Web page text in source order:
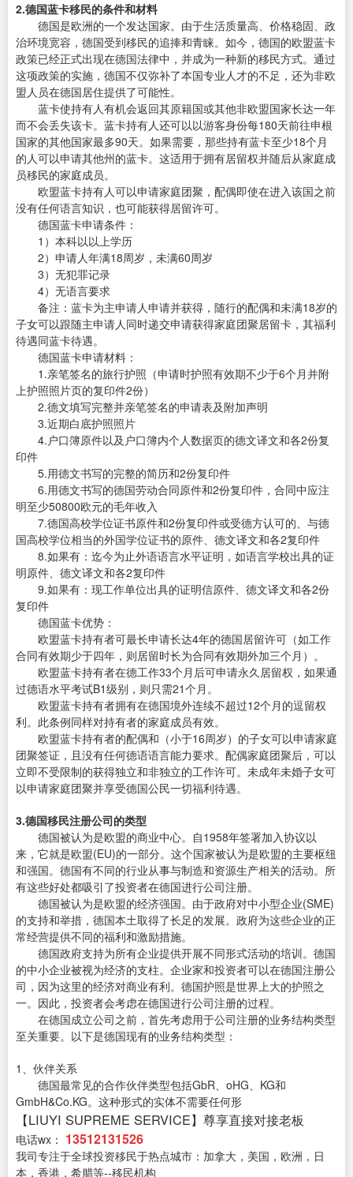
2.德国蓝卡移民的条件和材料
德国是欧洲的一个发达国家。由于生活质量高、价格稳固、政
治环境宽容，德国受到移民的追捧和青睐。如今，德国的欧盟蓝卡
政策已经正式出现在德国法律中，并成为一种新的移民方式。通过
这项政策的实施，德国不仅弥补了本国专业人才的不足，还为非欧
盟人员在德国居住提供了可能性。
蓝卡使持有人有机会返回其原籍国或其他非欧盟国家长达一年
而不会丢失该卡。蓝卡持有人还可以以游客身份每180天前往申根
国家的其他国家最多90天。如果需要，那些持有蓝卡至少18个月
的人可以申请其他州的蓝卡。这适用于拥有居留权并随后从家庭成
员移民的家庭成员。
欧盟蓝卡持有人可以申请家庭团聚，配偶即使在进入该国之前
没有任何语言知识，也可能获得居留许可。
德国蓝卡申请条件：
1）本科以以上学历
2）申请人年满18周岁，未满60周岁
3）无犯罪记录
4）无语言要求
备注：蓝卡为主申请人申请并获得，随行的配偶和未满18岁的
子女可以跟随主申请人同时递交申请获得家庭团聚居留卡，其福利
待遇同蓝卡待遇。
德国蓝卡申请材料：
1.亲笔签名的旅行护照（申请时护照有效期不少于6个月并附
上护照照片页的复印件2份）
2.德文填写完整并亲笔签名的申请表及附加声明
3.近期白底护照照片
4.户口簿原件以及户口簿内个人数据页的德文译文和各2份复
印件
5.用德文书写的完整的简历和2份复印件
6.用德文书写的德国劳动合同原件和2份复印件，合同中应注
明至少50800欧元的毛年收入
7.德国高校学位证书原件和2份复印件或受德方认可的、与德
国高校学位相当的外国学位证书的原件、德文译文和各2复印件
8.如果有：迄今为止外语语言水平证明，如语言学校出具的证
明原件、德文译文和各2复印件
9.如果有：现工作单位出具的证明信原件、德文译文和各2份
复印件
德国蓝卡优势：
欧盟蓝卡持有者可最长申请长达4年的德国居留许可（如工作
合同有效期少于四年，则居留时长为合同有效期外加三个月）。
欧盟蓝卡持有者在德工作33个月后可申请永久居留权，如果通
过德语水平考试B1级别，则只需21个月。
欧盟蓝卡持有者拥有在德国境外连续不超过12个月的逗留权
利。此条例同样对持有者的家庭成员有效。
欧盟蓝卡持有者的配偶和（小于16周岁）的子女可以申请家庭
团聚签证，且没有任何德语语言能力要求。配偶家庭团聚后，可以
立即不受限制的获得独立和非独立的工作许可。未成年未婚子女可
以申请家庭团聚并享受德国公民一切福利待遇。
3.德国移民注册公司的类型
德国被认为是欧盟的商业中心。自1958年签署加入协议以
来，它就是欧盟(EU)的一部分。这个国家被认为是欧盟的主要枢纽
和强国。德国有不同的行业从事与制造和资源生产相关的活动。所
有这些好处都吸引了投资者在德国进行公司注册。
德国被认为是欧盟的经济强国。由于政府对中小型企业(SME)
的支持和举措，德国本土取得了长足的发展。政府为这些企业的正
常经营提供不同的福利和激励措施。
德国政府支持为所有企业提供开展不同形式活动的培训。德国
的中小企业被视为经济的支柱。企业家和投资者可以在德国注册公
司，因为这里的经济对商业有利。德国护照是世界上大的护照之
一。因此，投资者会考虑在德国进行公司注册的过程。
在德国成立公司之前，首先考虑用于公司注册的业务结构类型
至关重要。以下是德国现有的业务结构类型：
1、伙伴关系
德国最常见的合作伙伴类型包括GbR、oHG、KG和
GmbH&Co.KG。这种形式的实体不需要任何形
【LIUYI SUPREME SERVICE】尊享直接对接老板
电话wx： 13512131526
我司专注于全球投资移民于热点城市：加拿大，美国，欧洲，日
本，香港，希腊等--移民机构